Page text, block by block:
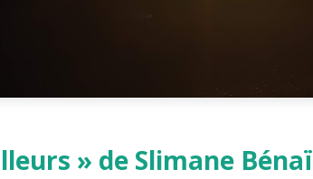
» de Slimane